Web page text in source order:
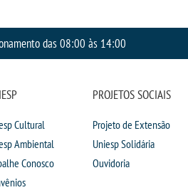
das 08:00 às 14:00
Cultural
Ambiental
Conosco
PROJETOS SOCIAIS
Projeto de Extensão
Uniesp Solidária
Ouvidoria